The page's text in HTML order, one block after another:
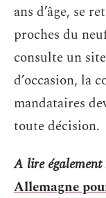
ans d’âge, se
proches du
consulte un
d’occasion, la
mandataires
toute décision.
A lire également
Allemagne